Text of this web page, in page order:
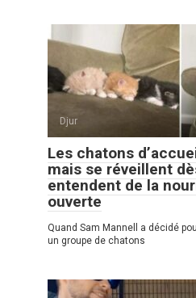
Djur
Les chatons
mais se réveillent
entendent de la
ouverte
Quand Sam Mannell a décidé
un groupe de chatons